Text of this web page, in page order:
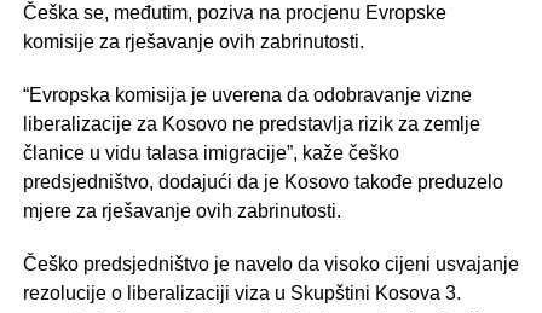
Češka se, međutim, poziva na procjenu Evropske
komisije za rješavanje ovih zabrinutosti.
“Evropska komisija je uverena da odobravanje vizne
liberalizacije za Kosovo ne predstavlja rizik za zemlje
članice u vidu talasa imigracije”, kaže češko
predsjedništvo, dodajući da je Kosovo takođe preduzelo
mjere za rješavanje ovih zabrinutosti.
Češko predsjedništvo je navelo da visoko cijeni usvajanje
rezolucije o liberalizaciji viza u Skupštini Kosova 3.